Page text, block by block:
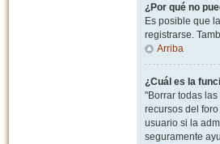
¿Por qué no
Es posible que
registrarse.
Arriba
¿Cuál es la
"Borrar todas
recursos del
usuario si la
seguramente